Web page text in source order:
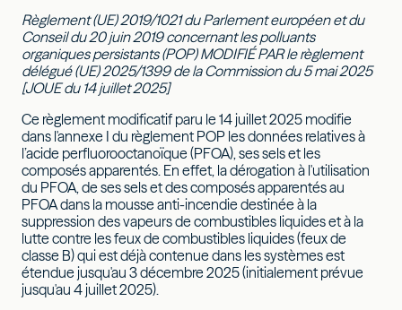
Règlement (UE) 2019/1021 du Parlement européen et du
Conseil du 20 juin 2019 concernant les polluants
organiques persistants (POP) MODIFIÉ PAR le règlement
délégué (UE) 2025/1399 de la Commission du 5 mai 2025
[JOUE du 14 juillet 2025]
Ce règlement modificatif paru le 14 juillet 2025 modifie
dans l'annexe I du règlement POP les données relatives à
l’acide perfluorooctanoïque (PFOA), ses sels et les
composés apparentés. En effet, la dérogation à l'utilisation
du PFOA, de ses sels et des composés apparentés au
PFOA dans la mousse anti-incendie destinée à la
suppression des vapeurs de combustibles liquides et à la
lutte contre les feux de combustibles liquides (feux de
classe B) qui est déjà contenue dans les systèmes est
étendue jusqu'au 3 décembre 2025 (initialement prévue
jusqu'au 4 juillet 2025).